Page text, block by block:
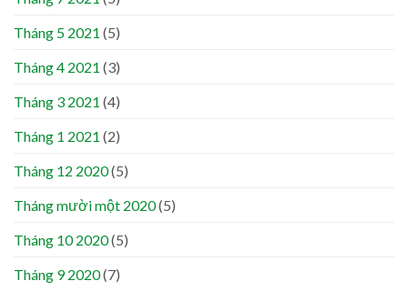
Tháng 5 2021 (5)
Tháng 4 2021 (3)
Tháng 3 2021 (4)
Tháng 1 2021 (2)
Tháng 12 2020(5)
Tháng mười một 2020(5)
Tháng 10 2020(5)
Tháng 9 2020(7)